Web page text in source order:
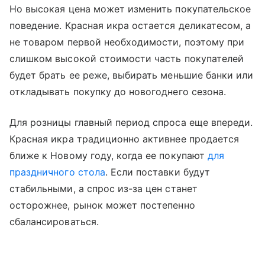
Но высокая цена может изменить покупательское
поведение. Красная икра остается деликатесом, а
не товаром первой необходимости, поэтому при
слишком высокой стоимости часть покупателей
будет брать ее реже, выбирать меньшие банки или
откладывать покупку до новогоднего сезона.
Для розницы главный период спроса еще впереди.
Красная икра традиционно активнее продается
ближе к Новому году, когда ее покупают для
праздничного стола. Если поставки будут
стабильными, а спрос из-за цен станет
осторожнее, рынок может постепенно
сбалансироваться.